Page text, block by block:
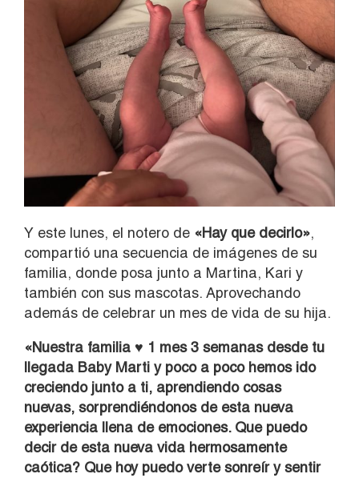
Y este lunes, el notero de «Hay que decirlo»,
compartió una secuencia de imágenes de su
familia, donde posa junto a Martina, Kari y
también con sus mascotas. Aprovechando
además de celebrar un mes de vida de su hija.
«Nuestra familia ♥️ 1 mes 3 semanas desde tu
llegada Baby Marti y poco a poco hemos ido
creciendo junto a ti, aprendiendo cosas
nuevas, sorprendiéndonos de esta nueva
experiencia llena de emociones. Que puedo
decir de esta nueva vida hermosamente
caótica? Que hoy puedo verte sonreír y sentir